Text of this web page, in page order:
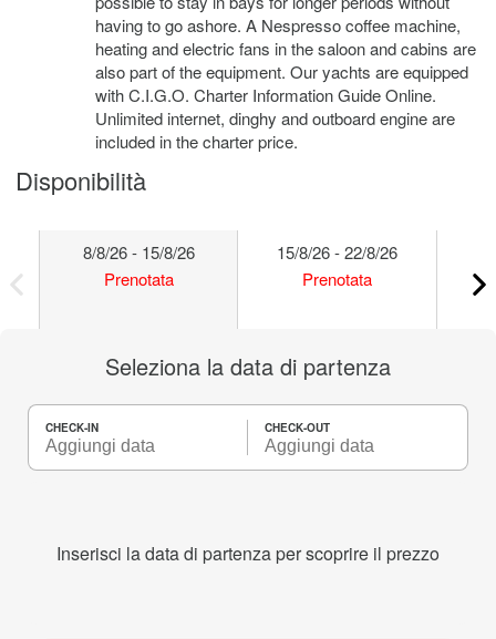
having to go ashore. A Nespresso coffee machine,
heating and electric fans in the saloon and cabins are
also part of the equipment. Our yachts are equipped
with C.I.G.O. Charter Information Guide Online.
Unlimited internet, dinghy and outboard engine are
included in the charter price.
Disponibilità
8/8/26 - 15/8/26
Prenotata
15/8/26 - 22/8/26
Prenotata
Seleziona la data di partenza
CHECK-IN CHECK-OUT
Inserisci la data di partenza per scoprire il prezzo